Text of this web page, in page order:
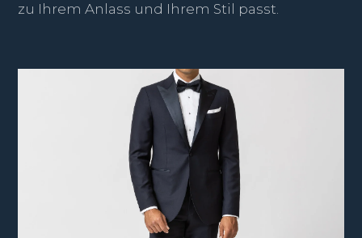
zu Ihrem Anlass und Ihrem Stil passt.